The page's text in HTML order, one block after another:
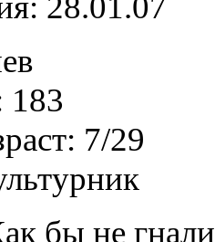
183
7/29
бы не